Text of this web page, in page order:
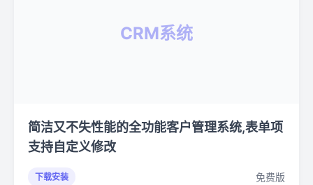
CRM系统
简洁又不失性能的全功能客户管理系统,表单项
支持自定义修改
下载安装 免费版